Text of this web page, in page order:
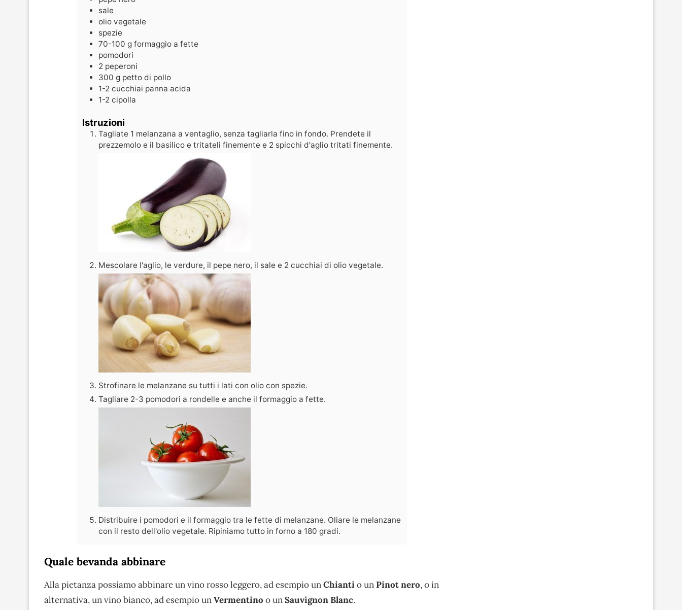
sale
olio vegetale
spezie
70-100 g formaggio a fette
pomodori
2 peperoni
300 g petto di pollo
1-2 cucchiai panna acida
1-2 cipolla
Istruzioni
Tagliate 1 melanzana a ventaglio, senza tagliarla fino in fondo. Prendete il
prezzemolo e il basilico e tritateli finemente e 2 spicchi d'aglio tritati finemente.
Mescolare l'aglio, le verdure, il pepe nero, il sale e 2 cucchiai di olio vegetale.
Strofinare le melanzane su tutti i lati con olio con spezie.
Tagliare 2-3 pomodori a rondelle e anche il formaggio a fette.
Distribuire i pomodori e il formaggio tra le fette di melanzane. Oliare le melanzane
con il resto dell'olio vegetale. Ripiniamo tutto in forno a 180 gradi.
Quale bevanda abbinare
Alla pietanza possiamo abbinare un vino rosso leggero, ad esempio unChiantio unPinot nero, o in
alternativa, un vino bianco, ad esempio unVermentino o unSauvignon Blanc.